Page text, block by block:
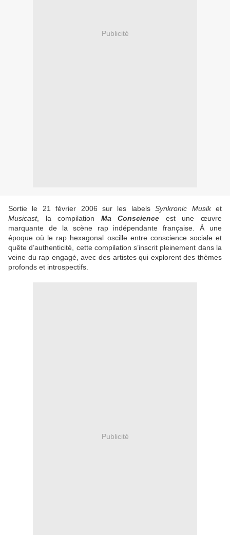
Publicité
Sortie le 21 février 2006 sur les labelsSynkronic Musiket
Musicast, la compilation Ma Conscience est une œuvre
marquante de la scène rap indépendante française. À une
époque où le rap hexagonal oscille entre conscience sociale et
quête d’authenticité, cette compilation s’inscrit pleinement dans la
veine du rap engagé, avec des artistes qui explorent des thèmes
profonds et introspectifs.
Publicité